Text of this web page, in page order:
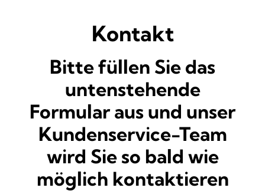
Kontakt
Bitte füllen Sie das
untenstehende
Formular aus und unser
Kundenservice-Team
wird Sie so bald wie
möglich kontaktieren